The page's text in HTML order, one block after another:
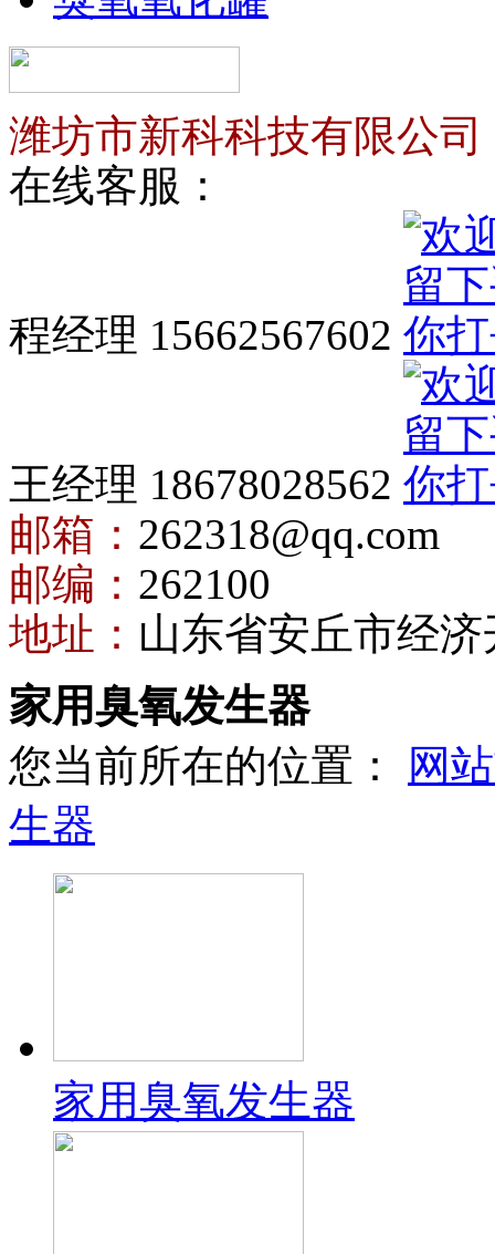
潍坊市新科科技有限公司
在线客服：
程经理 15662567602
王经理 18678028562
邮箱： 262318@qq.com
邮编： 262100
地址： 山东省安丘市经
家用臭氧发生器
您当前所在的位置：
网
生器
家用臭氧发生器